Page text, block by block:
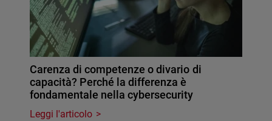
Carenza di competenze o divario di
capacità? Perché la differenza è
fondamentale nella cybersecurity
Leggi l'articolo